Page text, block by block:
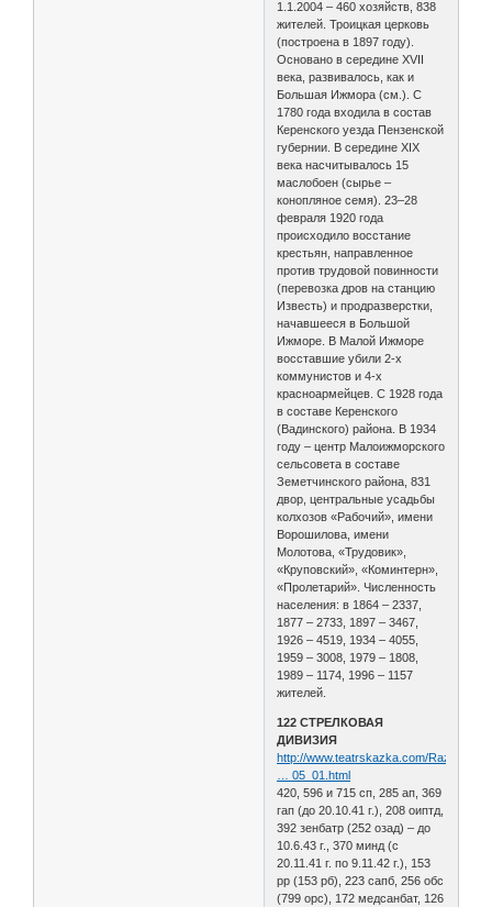
1.1.2004 – 460 хозяйств, 838
жителей. Троицкая церковь
(построена в 1897 году).
Основано в середине XVII
века, развивалось, как и
Большая Ижмора (см.). С
1780 года входила в состав
Керенского уезда Пензенской
губернии. В середине XIX
века насчитывалось 15
маслобоен (сырье –
конопляное семя). 23–28
февраля 1920 года
происходило восстание
крестьян, направленное
против трудовой повинности
(перевозка дров на станцию
Известь) и продразверстки,
начавшееся в Большой
Ижморе. В Малой Ижморе
восставшие убили 2-х
коммунистов и 4-х
красноармейцев. С 1928 года
в составе Керенского
(Вадинского) района. В 1934
году – центр Малоижморского
сельсовета в составе
Земетчинского района, 831
двор, центральные усадьбы
колхозов «Рабочий», имени
Ворошилова, имени
Молотова, «Трудовик»,
«Круповский», «Коминтерн»,
«Пролетарий». Численность
населения: в 1864 – 2337,
1877 – 2733, 1897 – 3467,
1926 – 4519, 1934 – 4055,
1959 – 3008, 1979 – 1808,
1989 – 1174, 1996 – 1157
жителей.
122 СТРЕЛКОВАЯ
ДИВИЗИЯ
http://www.teatrskazka.com/Raznoe/
… 05_01.html
420, 596 и 715 сп, 285 ап, 369
гап (до 20.10.41 г.), 208 оиптд,
392 зенбатр (252 озад) – до
10.6.43 г., 370 минд (с
20.11.41 г. по 9.11.42 г.), 153
рр (153 рб), 223 сапб, 256 обс
(799 орс), 172 медсанбат, 126